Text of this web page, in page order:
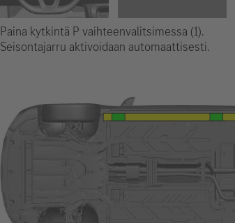
Paina kytkintä P vaihteenvalitsimessa (1).
Seisontajarru aktivoidaan automaattisesti.